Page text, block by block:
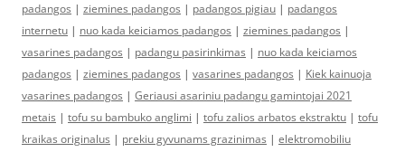
padangos | ziemines padangos | padangos pigiau | padangos
internetu | nuo kada keiciamos padangos | ziemines padangos |
vasarines padangos | padangu pasirinkimas | nuo kada keiciamos
padangos | ziemines padangos | vasarines padangos | Kiek kainuoja
vasarines padangos | Geriausi asariniu padangu gamintojai 2021
metais | tofu su bambuko anglimi | tofu zalios arbatos ekstraktu | tofu
kraikas originalus | prekiu gyvunams grazinimas | elektromobiliu